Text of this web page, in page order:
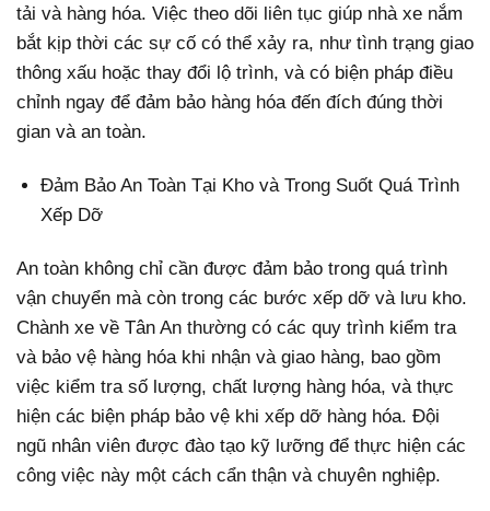
tải và hàng hóa. Việc theo dõi liên tục giúp nhà xe nắm
bắt kịp thời các sự cố có thể xảy ra, như tình trạng giao
thông xấu hoặc thay đổi lộ trình, và có biện pháp điều
chỉnh ngay để đảm bảo hàng hóa đến đích đúng thời
gian và an toàn.
Đảm Bảo An Toàn Tại Kho và Trong Suốt Quá Trình
Xếp Dỡ
An toàn không chỉ cần được đảm bảo trong quá trình
vận chuyển mà còn trong các bước xếp dỡ và lưu kho.
Chành xe về Tân An thường có các quy trình kiểm tra
và bảo vệ hàng hóa khi nhận và giao hàng, bao gồm
việc kiểm tra số lượng, chất lượng hàng hóa, và thực
hiện các biện pháp bảo vệ khi xếp dỡ hàng hóa. Đội
ngũ nhân viên được đào tạo kỹ lưỡng để thực hiện các
công việc này một cách cẩn thận và chuyên nghiệp.